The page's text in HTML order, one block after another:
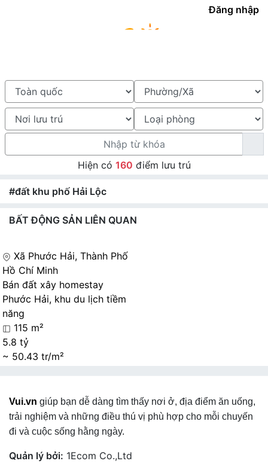
Đăng nhập
Hiện có 160 điểm lưu trú
#đất khu phố Hải Lộc
BẤT ĐỘNG SẢN LIÊN QUAN
Xã Phước Hải, Thành Phố
Hồ Chí Minh
Bán đất xây homestay
Phước Hải, khu du lịch tiềm
năng
115 m²
5.8 tỷ
~ 50.43 tr/m²
Vui.vn giúp bạn dễ dàng tìm thấy nơi ở, địa điểm ăn uống,
trải nghiệm và những điều thú vị phù hợp cho mỗi chuyến
đi và cuộc sống hằng ngày.
Quản lý bởi: 1Ecom Co.,Ltd